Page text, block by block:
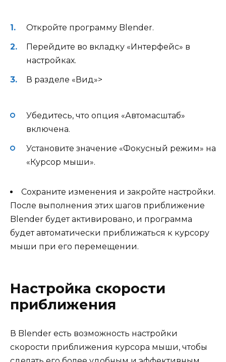
Откройте программу Blender.
Перейдите во вкладку «Интерфейс» в
настройках.
В разделе «Вид»>
Убедитесь, что опция «Автомасштаб»
включена.
Установите значение «Фокусный режим» на
«Курсор мыши».
Сохраните изменения и закройте настройки.
После выполнения этих шагов приближение
Blender будет активировано, и программа
будет автоматически приближаться к курсору
мыши при его перемещении.
Настройка скорости
приближения
В Blender есть возможность настройки
скорости приближения курсора мыши, чтобы